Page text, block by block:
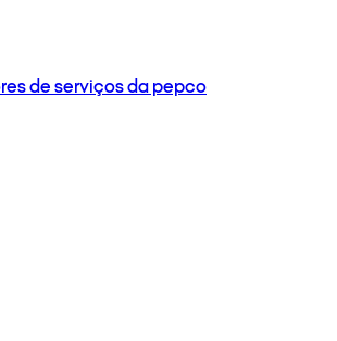
de serviços da pepco